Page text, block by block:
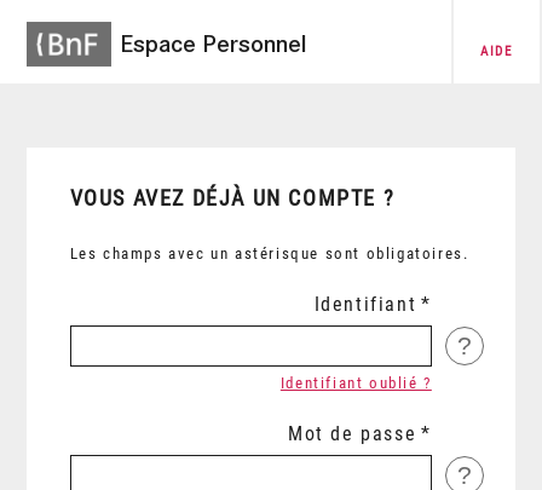
Espace Personnel AIDE
VOUS AVEZ DÉJÀ UN COMPTE ?
Les champs avec un astérisque sont obligatoires.
Identifiant
?
Identifiant oublié ?
Mot de passe
?